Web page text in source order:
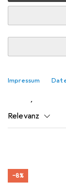
Impressum
Gravity
Relevanz
−8%